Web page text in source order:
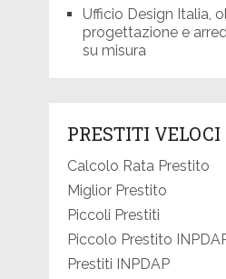
Ufficio Design Italia,
progettazione e
su misura
PRESTITI VELOCI
Calcolo Rata Prestito
Miglior Prestito
Piccoli Prestiti
Piccolo Prestito
Prestiti INPDAP